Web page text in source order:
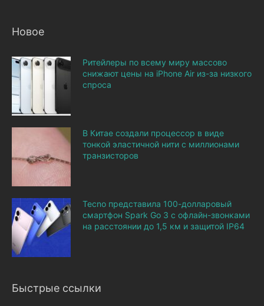
Новое
Ритейлеры по всему миру массово
снижают цены на iPhone Air из-за низкого
спроса
В Китае создали процессор в виде
тонкой эластичной нити с миллионами
транзисторов
Tecno представила 100-долларовый
смартфон Spark Go 3 с офлайн-звонками
на расстоянии до 1,5 км и защитой IP64
Быстрые ссылки